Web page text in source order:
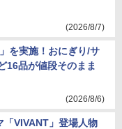
(2026/8/7)
を実施！おにぎり/サ
16品が値段そのまま
(2026/8/6)
「VIVANT」登場人物